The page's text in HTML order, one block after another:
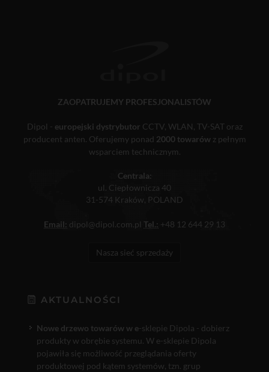
ZAOPATRUJEMY PROFESJONALISTÓW
Dipol - europejski dystrybutor CCTV, WLAN, TV-SAT oraz
producent anten. Oferujemy ponad 2000 towarówz pełnym
wsparciem technicznym.
Centrala:
ul. Ciepłownicza 40
31-574 Kraków, POLAND
Email: dipol@dipol.com.pl Tel.: +48 12 644 29 13
Nasza sieć sprzedaży
AKTUALNOŚCI
Nowe drzewo towarów w e-sklepie Dipola - dobierz
produkty w obrębie systemu. W e-sklepie Dipola
pojawiła się możliwość przeglądania oferty
produktowej pod kątem systemów, tzn. grup